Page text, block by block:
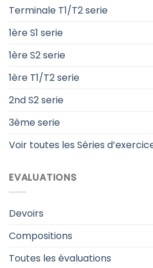
Terminale T1/T2 serie
1ère S1 serie
1ère S2 serie
1ère T1/T2 serie
2nd S2 serie
3ème serie
Voir toutes les Séries
EVALUATIONS
Devoirs
Compositions
Toutes les évaluations